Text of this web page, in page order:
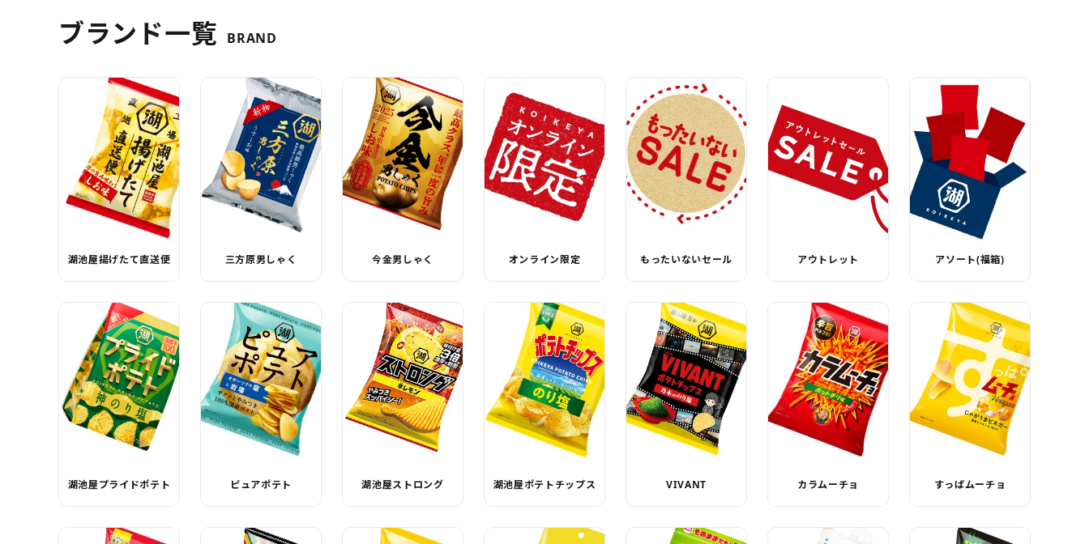
ブランド一覧 BRAND
湖池屋揚げたて直送便 三方原男しゃく 今金男しゃく オンライン限定 もったいないセール アウトレット アソート(福箱)
湖池屋プライドポテト ピュアポテト 湖池屋ストロング 湖池屋ポテトチップス VIVANT カラムーチョ すっぱムーチョ